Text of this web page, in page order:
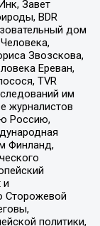
Завет
BDR
дом
Звозскова,
Ереван,
TVR
им
журналистов
Россию,
Финланд,
и
Сторожевой
политики,